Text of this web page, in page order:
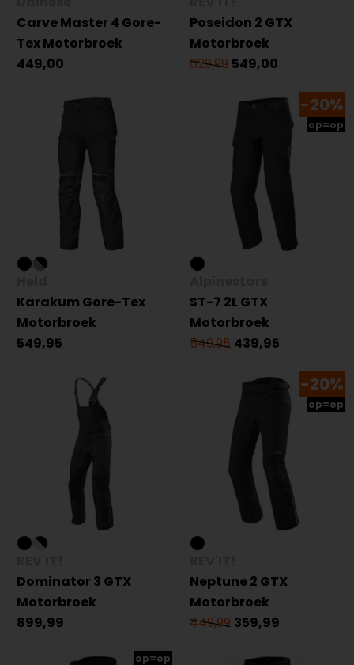
Carve Master 4 Gore-
Tex Motorbroek
449,00
Poseidon 2 GTX
Motorbroek
629,99 549,00
Karakum Gore-Tex
Motorbroek
549,95
-20%
op=op
ST-7 2L GTX
Motorbroek
549,95 439,95
Dominator 3 GTX
Motorbroek
899,99
-20%
op=op
Neptune 2 GTX
Motorbroek
449,99 359,99
op=op